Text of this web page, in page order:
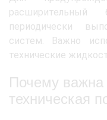
периодически
систем. Важно
технические
Почему важна
техническая